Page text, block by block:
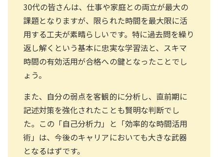
30代の皆さんは、仕事や家庭との両立が最大の
課題となりますが、限られた時間を最大限に活
用する工夫が素晴らしいです。特に過去問を繰り
返し解くという基本に忠実な学習法と、スキマ
時間の有効活用が合格への鍵となったことでし
ょう。
また、自分の弱点を客観的に分析し、直前期に
記述対策を強化されたことも賢明な判断でし
た。この「自己分析力」と「効率的な時間活用
術」は、今後のキャリアにおいても大きな武器
となるはずです。